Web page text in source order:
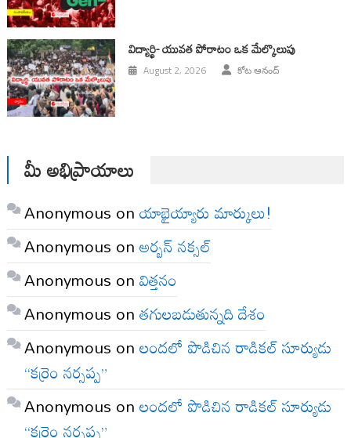
విద్యార్థి- యువత పోరాటం ఒక మేల్కొలుపు
August 2, 2026 కోట ఆనంద్
మీ అభిప్రాయాలు
Anonymous onయాభైయ్యారు మార్కులు!
Anonymous onఅర్బన్ నక్సల్
Anonymous onవిత్తనం
Anonymous onతగులబడుతున్నది దేశం
Anonymous onలందలో పొడిచిన రాడికల్ సూర్యుడు
“కర్రెం నర్సప్ప”
Anonymous onలందలో పొడిచిన రాడికల్ సూర్యుడు
“కర్రెం నర్సప్ప”